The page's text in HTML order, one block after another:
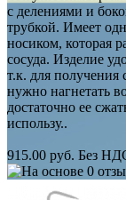
с делениями и
трубкой. Имеет
носиком, которая
сосуда. Изделие
т.к. для получения
нужно нагнетать
достаточно ее
использу..
915.00 руб. Без